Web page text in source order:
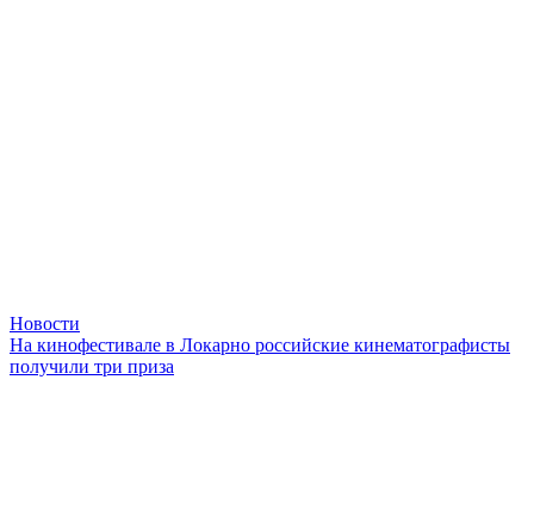
Новости
На кинофестивале в Локарно российские кинематографисты
получили три приза